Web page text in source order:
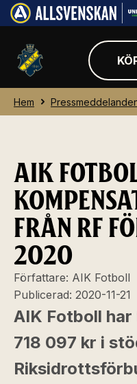
Hem
AIK
FRÅN RF
2020
Författare: AIK Fotboll
Publicerad: 2020-11-21
AIK Fotboll
718 097 kr i